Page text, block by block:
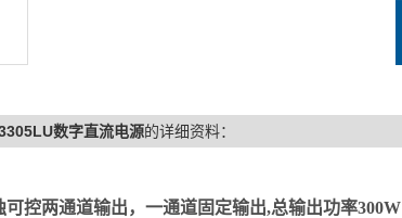
数字直流电源的详细资料：
可控两通道输出，一通道固定输出,总输出功率300W